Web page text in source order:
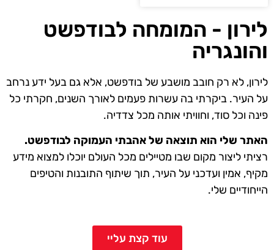
לירון - המומחה לבודפשט
והונגריה
לירון, לא רק חובב מושבע של בודפשט, אלא גם בעל ידע נרחב
על העיר. ביקרתי בה עשרות פעמים לאורך השנים, חקרתי כל
פינה וכל סוד, וחוויתי אותה מכל צדדיה.
האתר שלי הוא תוצאה של אהבתי העמוקה לבודפשט.
רציתי ליצור מקום שבו מטיילים מכל העולם יוכלו למצוא מידע
מקיף, אמין ועדכני על העיר, תוך שיתוף התובנות והטיפים
הייחודיים שלי.
עוד קצת עליי